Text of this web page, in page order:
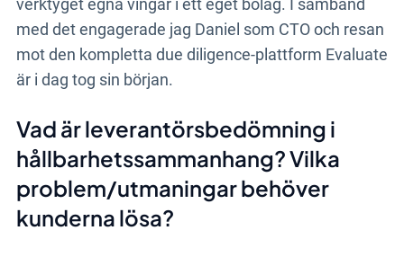
med det engagerade jag Daniel som CTO och resan
mot den kompletta due diligence-plattform Evaluate
är i dag tog sin början.
Vad är leverantörsbedömning i
hållbarhetssammanhang? Vilka
problem/utmaningar behöver
kunderna lösa?